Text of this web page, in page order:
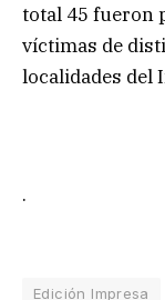
total 45 fueron
víctimas de
localidades del
.
Edición Impresa